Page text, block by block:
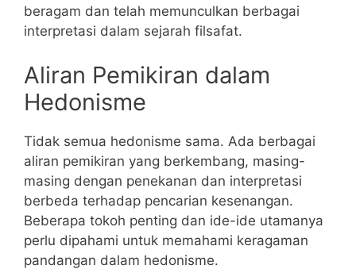
beragam dan telah memunculkan berbagai
interpretasi dalam sejarah filsafat.
Aliran Pemikiran dalam
Hedonisme
Tidak semua hedonisme sama. Ada berbagai
aliran pemikiran yang berkembang, masing-
masing dengan penekanan dan interpretasi
berbeda terhadap pencarian kesenangan.
Beberapa tokoh penting dan ide-ide utamanya
perlu dipahami untuk memahami keragaman
pandangan dalam hedonisme.